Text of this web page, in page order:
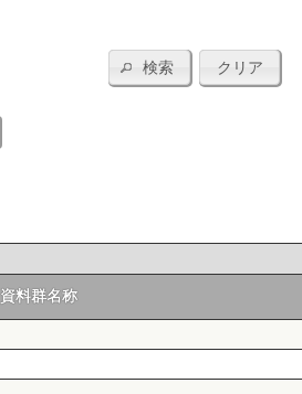
検索 クリア
資料群名称